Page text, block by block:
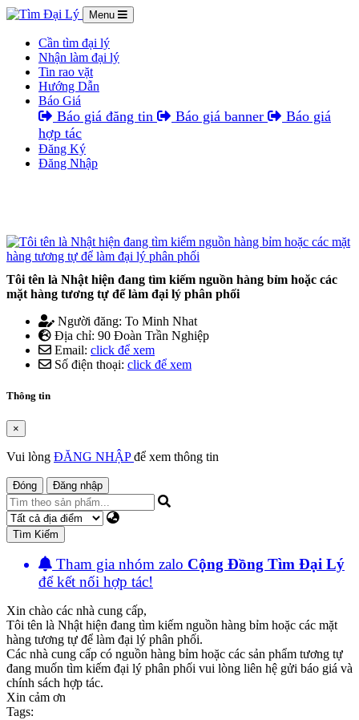
Menu
Cần tìm đại lý
Nhận làm đại lý
Tin rao vặt
Hướng Dẫn
Báo Giá
Báo giá đăng tin Báo giá banner
Báo giá
hợp tác
Đăng Ký
Đăng Nhập
Tôi tên là Nhật hiện đang tìm kiếm nguồn hàng bỉm hoặc các
mặt hàng tương tự để làm đại lý phân phối
Người đăng: To Minh Nhat
Địa chỉ: 90 Đoàn Trần Nghiệp
Email: click để xem
Số điện thoại: click để xem
Thông tin
×
Vui lòng ĐĂNG NHẬPđể xem thông tin
Đóng Đăng nhập
Tìm Kiếm
Tham gia nhóm zalo Cộng Đồng Tìm Đại Lý
để kết nối hợp tác!
Xin chào các nhà cung cấp,
Tôi tên là Nhật hiện đang tìm kiếm nguồn hàng bỉm hoặc các mặt
hàng tương tự để làm đại lý phân phối.
Các nhà cung cấp có nguồn hàng bỉm hoặc các sản phẩm tương tự
đang muốn tìm kiếm đại lý phân phối vui lòng liên hệ gửi báo giá và
chính sách hợp tác.
Xin cảm ơn
Tags: